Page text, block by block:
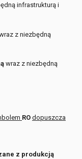
infrastrukturą i
z niezbędną
wraz z niezbędną
RO dopuszcza
z produkcją